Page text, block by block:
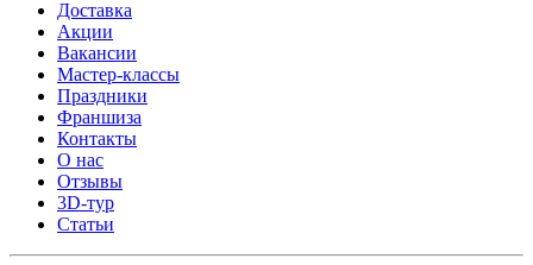
Доставка
Акции
Вакансии
Мастер-классы
Праздники
Франшиза
Контакты
О нас
Отзывы
3D-тур
Статьи